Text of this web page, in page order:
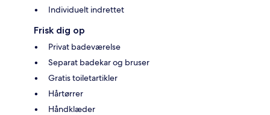
Individuelt indrettet
Frisk dig op
Privat badeværelse
Separat badekar og bruser
Gratis toiletartikler
Hårtørrer
Håndklæder